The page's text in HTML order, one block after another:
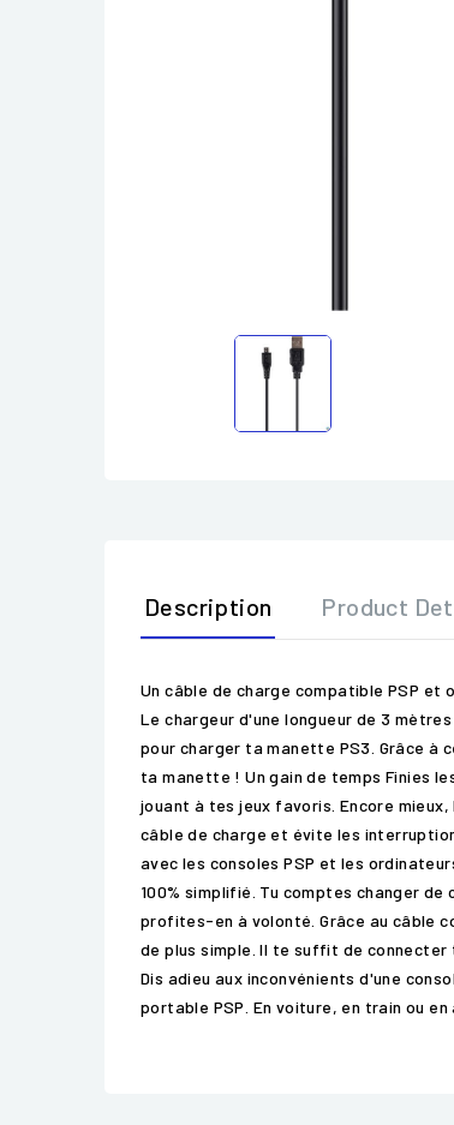
Description Product
Un câble de charge compatible PSP
Le chargeur d'une longueur de 3
pour charger ta manette PS3. Grâce à
ta manette ! Un gain de temps Finies
jouant à tes jeux favoris. Encore
câble de charge et évite les
avec les consoles PSP et les
100% simplifié. Tu comptes changer
profites-en à volonté. Grâce au câble
de plus simple. Il te suffit de connecter
Dis adieu aux inconvénients d'une
portable PSP. En voiture, en train ou